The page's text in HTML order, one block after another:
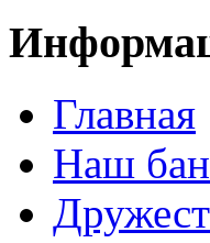
Главная
Наш